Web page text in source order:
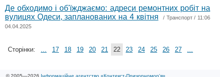
Де обходимо і об'їжджаємо: адреси ремонтних робіт на
вулицях Одеси, запланованих на 4 квітня
/ Транспорт/ 11:06
04.04.2025
Сторінки: ... 17 18 19 20 21 22 23 24 25 26 27 ...
© 2005—2026 Інформаційне агентство «Контекст-Причорномор'я»